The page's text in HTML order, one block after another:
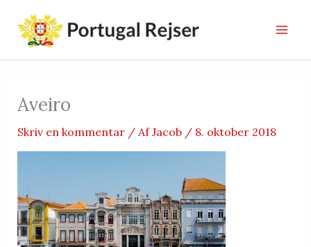
indholdet
Aveiro
Skriv en kommentar / AfJacob / 8. oktober 2018